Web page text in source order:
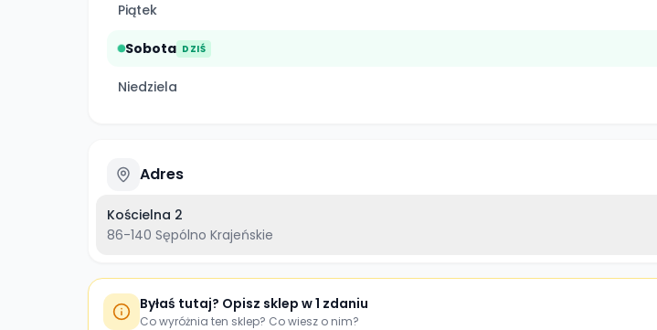
Piątek
Sobota DZIŚ
Niedziela
Adres
Kościelna 2
86-140 Sępólno Krajeńskie
Byłaś tutaj? Opisz sklep w 1 zdaniu
Co wyróżnia ten sklep? Co wiesz o nim?